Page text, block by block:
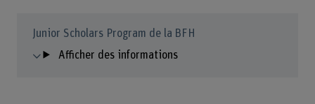
Junior Scholars Program de la BFH
Afficher des informations